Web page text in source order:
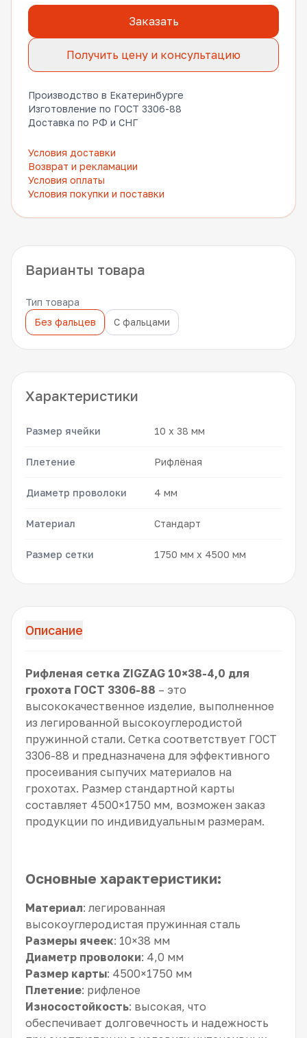
Заказать
Получить цену и консультацию
Производство в Екатеринбурге
Изготовление по ГОСТ 3306-88
Доставка по РФ и СНГ
Условия доставки
Возврат и рекламации
Условия оплаты
Условия покупки и поставки
Варианты товара
Тип товара
Без фальцев
С фальцами
Характеристики
Размер ячейки 10 x 38 мм
Плетение Рифлёная
Диаметр проволоки 4 мм
Материал Стандарт
Размер сетки 1750 мм x 4500 мм
Описание
Рифленая сетка ZIGZAG 10×38-4,0 для
грохота ГОСТ 3306-88 – это
высококачественное изделие, выполненное
из легированной высокоуглеродистой
пружинной стали. Сетка соответствует ГОСТ
3306-88 и предназначена для эффективного
просеивания сыпучих материалов на
грохотах. Размер стандартной карты
составляет 4500×1750 мм, возможен заказ
продукции по индивидуальным размерам.
Основные характеристики:
Материал: легированная
высокоуглеродистая пружинная сталь
Размеры ячеек: 10×38 мм
Диаметр проволоки: 4,0 мм
Размер карты: 4500×1750 мм
Плетение: рифленое
Износостойкость: высокая, что
обеспечивает долговечность и надежность